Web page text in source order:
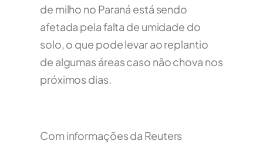
de milho no Paraná está sendo
afetada pela falta de umidade do
solo, o que pode levar ao replantio
de algumas áreas caso não chova nos
próximos dias.
Com informações da Reuters